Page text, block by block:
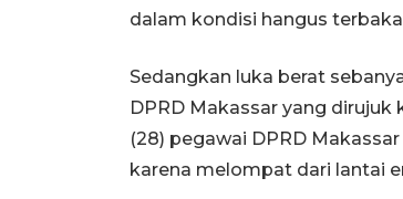
dalam kondisi hangus
Sedangkan luka berat
DPRD Makassar yang
(28) pegawai DPRD
karena melompat dari lantai